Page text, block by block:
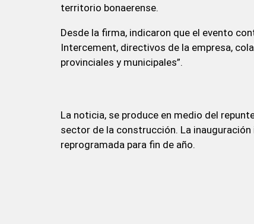
territorio bonaerense.
Desde la firma, indicaron que el evento
Intercement, directivos de la empresa,
provinciales y municipales”.
La noticia, se produce en medio del
sector de la construcción. La
reprogramada para fin de año.